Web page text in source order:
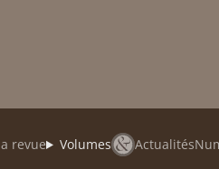
revue Volumes Actualités